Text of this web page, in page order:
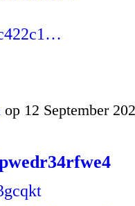
op 12 September